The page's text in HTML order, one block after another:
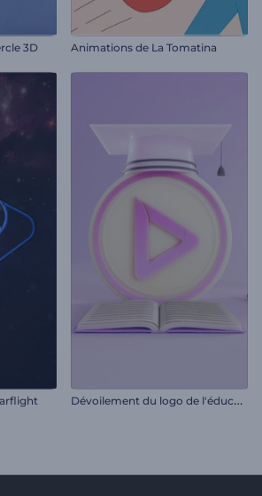
3D Animations de La Tomatina
D
évoilement du logo de l'éducation